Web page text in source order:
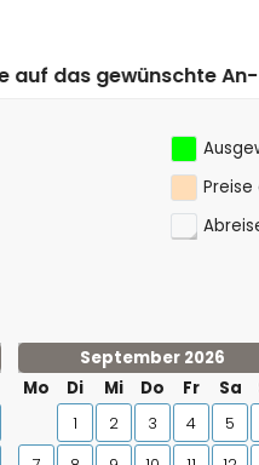
(innerhalb von 10
(innerhalb von 5 Kilometern
Reiten (innerhalb von 10
Abreisedatum klicken!
September 2026
Mo
Di Mi Do Fr Sa
1 2 3 4 5